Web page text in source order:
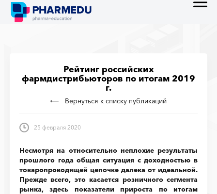
Рейтинг российских
фармдистрибьюторов по итогам 2019
г.
Вернуться к списку публикаций
25 февраля 2020
Несмотря на относительно неплохие результаты
прошлого года общая ситуация с доходностью в
товаропроводящей цепочке далека от идеальной.
Прежде всего, это касается розничного сегмента
рынка, здесь показатели прироста по итогам